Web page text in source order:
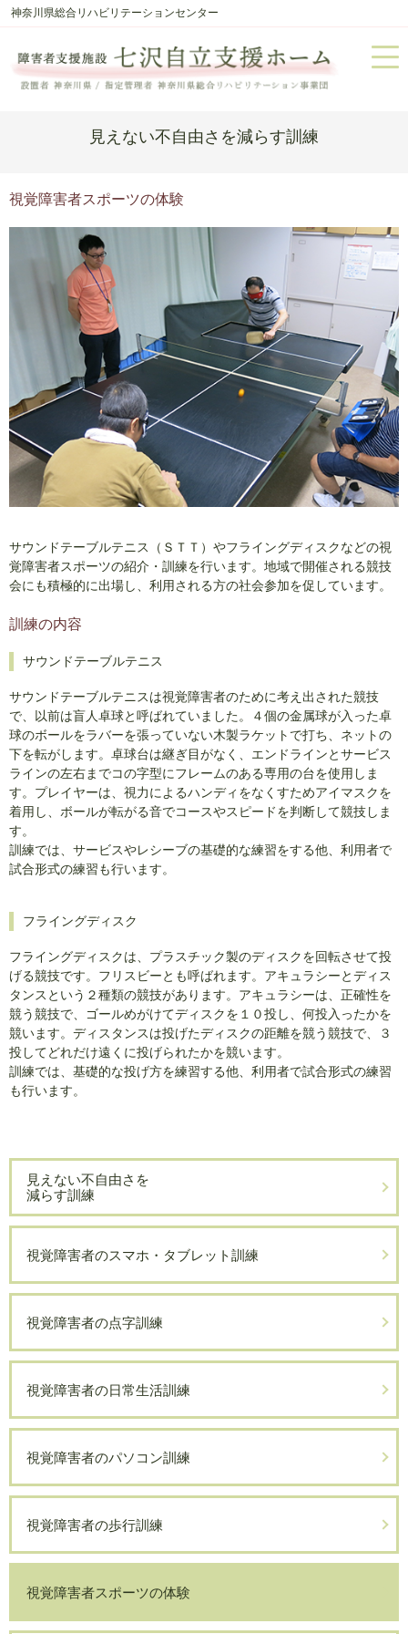
神奈川県総合リハビリテーションセンター
見えない不自由さを減らす訓練
視覚障害者スポーツの体験
サウンドテーブルテニス（ＳＴＴ）やフライングディスクなどの視
覚障害者スポーツの紹介・訓練を行います。地域で開催される競技
会にも積極的に出場し、利用される方の社会参加を促しています。
訓練の内容
サウンドテーブルテニス
サウンドテーブルテニスは視覚障害者のために考え出された競技
で、以前は盲人卓球と呼ばれていました。４個の金属球が入った卓
球のボールをラバーを張っていない木製ラケットで打ち、ネットの
下を転がします。卓球台は継ぎ目がなく、エンドラインとサービス
ラインの左右までコの字型にフレームのある専用の台を使用しま
す。プレイヤーは、視力によるハンディをなくすためアイマスクを
着用し、ボールが転がる音でコースやスピードを判断して競技しま
す。
訓練では、サービスやレシーブの基礎的な練習をする他、利用者で
試合形式の練習も行います。
フライングディスク
フライングディスクは、プラスチック製のディスクを回転させて投
げる競技です。フリスビーとも呼ばれます。アキュラシーとディス
タンスという２種類の競技があります。アキュラシーは、正確性を
競う競技で、ゴールめがけてディスクを１０投し、何投入ったかを
競います。ディスタンスは投げたディスクの距離を競う競技で、３
投してどれだけ遠くに投げられたかを競います。
訓練では、基礎的な投げ方を練習する他、利用者で試合形式の練習
も行います。
見えない不自由さを
減らす訓練
視覚障害者のスマホ・タブレット訓練
視覚障害者の点字訓練
視覚障害者の日常生活訓練
視覚障害者のパソコン訓練
視覚障害者の歩行訓練
視覚障害者スポーツの体験